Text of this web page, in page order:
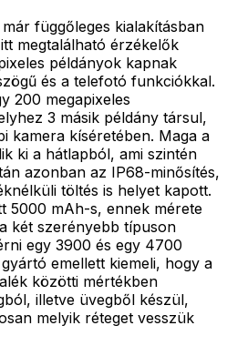
függőleges kialakításban
megtalálható érzékelők
példányok kapnak
és a telefotó funkciókkal.
200 megapixeles
3 másik példány társul,
kamera kíséretében. Maga a
ki a hátlapból, ami szintén
azonban az IP68-minősítés,
töltés is helyet kapott.
5000 mAh-s, ennek mérete
két szerényebb típuson
egy 3900 és egy 4700
emellett kiemeli, hogy a
közötti mértékben
illetve üvegből készül,
melyik réteget vesszük